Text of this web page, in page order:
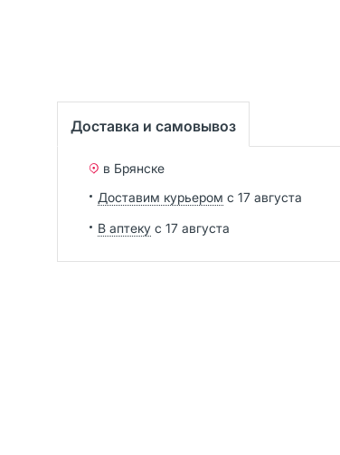
Доставка и самовывоз
в Брянске
Доставим курьером с 17 августа
В аптеку с 17 августа